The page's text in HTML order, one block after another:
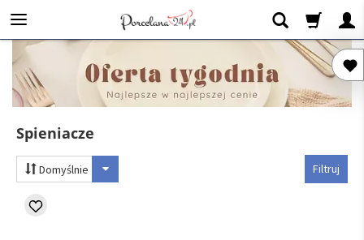
Spieniacze
Filtruj
Domyślnie